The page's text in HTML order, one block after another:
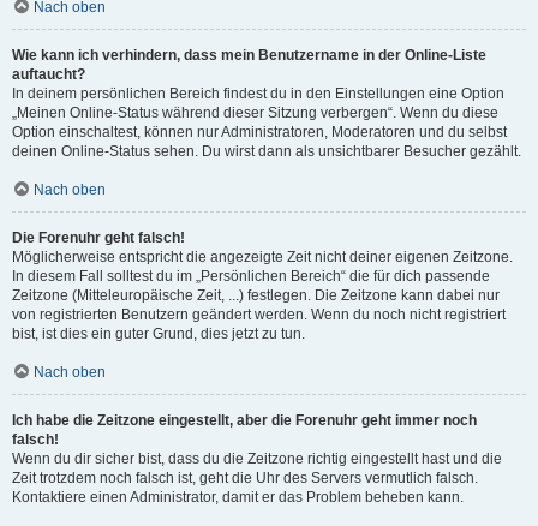
Nach oben
Wie kann ich verhindern, dass mein Benutzername in der Online-Liste
auftaucht?
In deinem persönlichen Bereich findest du in den Einstellungen eine Option
„Meinen Online-Status während dieser Sitzung verbergen“. Wenn du diese
Option einschaltest, können nur Administratoren, Moderatoren und du selbst
deinen Online-Status sehen. Du wirst dann als unsichtbarer Besucher gezählt.
Nach oben
Die Forenuhr geht falsch!
Möglicherweise entspricht die angezeigte Zeit nicht deiner eigenen Zeitzone.
In diesem Fall solltest du im „Persönlichen Bereich“ die für dich passende
Zeitzone (Mitteleuropäische Zeit, ...) festlegen. Die Zeitzone kann dabei nur
von registrierten Benutzern geändert werden. Wenn du noch nicht registriert
bist, ist dies ein guter Grund, dies jetzt zu tun.
Nach oben
Ich habe die Zeitzone eingestellt, aber die Forenuhr geht immer noch
falsch!
Wenn du dir sicher bist, dass du die Zeitzone richtig eingestellt hast und die
Zeit trotzdem noch falsch ist, geht die Uhr des Servers vermutlich falsch.
Kontaktiere einen Administrator, damit er das Problem beheben kann.